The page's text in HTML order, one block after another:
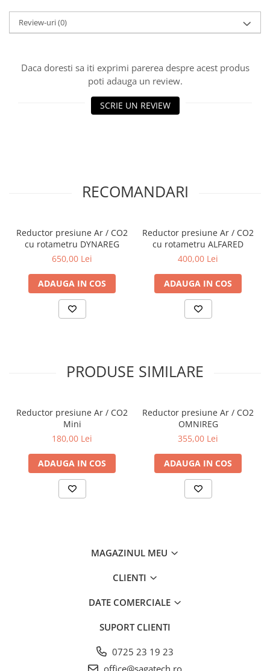
Review-uri(0)
Daca doresti sa iti exprimi parerea despre acest produs
poti adauga un review.
SCRIE UN REVIEW
RECOMANDARI
Reductor presiune Ar / CO2
cu rotametru DYNAREG
650,00 Lei
ADAUGA IN COS
Reductor presiune Ar / CO2
cu rotametru ALFARED
400,00 Lei
ADAUGA IN COS
PRODUSE SIMILARE
Reductor presiune Ar / CO2
Mini
180,00 Lei
ADAUGA IN COS
Reductor presiune Ar / CO2
OMNIREG
355,00 Lei
ADAUGA IN COS
MAGAZINUL MEU
CLIENTI
DATE COMERCIALE
SUPORT CLIENTI
0725 23 19 23
office@sagatech.ro